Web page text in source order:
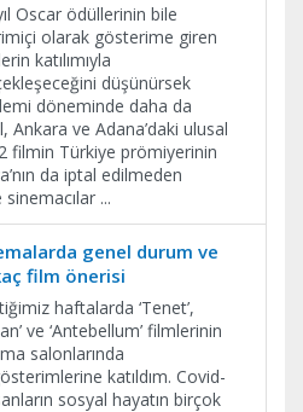
Oscar ödüllerinin bile
olarak gösterime giren
katılımıyla
düşünürsek
döneminde daha da
Ankara ve Adana’daki ulusal
filmin Türkiye prömiyerinin
da iptal edilmeden
...
genel durum ve
film önerisi
haftalarda ‘Tenet’,
ve ‘Antebellum’ filmlerinin
salonlarında
katıldım. Covid-
sosyal hayatın birçok